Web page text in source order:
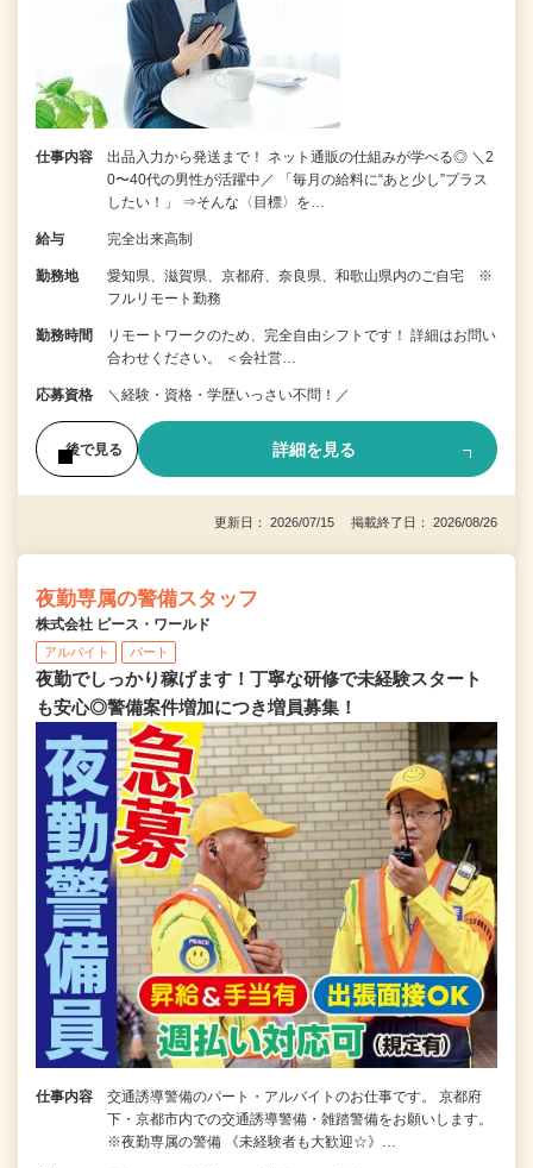
仕事内容
出品入力から発送まで！ ネット通販の仕組みが学べる◎ ＼2
0〜40代の男性が活躍中／ 「毎月の給料に“あと少し”プラス
したい！」 ⇒そんな〈目標〉を…
給与 完全出来高制
勤務地
愛知県、滋賀県、京都府、奈良県、和歌山県内のご自宅 ※
フルリモート勤務
勤務時間
リモートワークのため、完全自由シフトです！ 詳細はお問い
合わせください。 ＜会社営…
応募資格 ＼経験・資格・学歴いっさい不問！／
後で見る 詳細を見る
更新日： 2026/07/15 掲載終了日： 2026/08/26
夜勤専属の警備スタッフ
株式会社 ピース・ワールド
アルバイト パート
夜勤でしっかり稼げます！丁寧な研修で未経験スタート
も安心◎警備案件増加につき増員募集！
仕事内容
交通誘導警備のパート・アルバイトのお仕事です。 京都府
下・京都市内での交通誘導警備・雑踏警備をお願いします。
※夜勤専属の警備 《未経験者も大歓迎☆》…